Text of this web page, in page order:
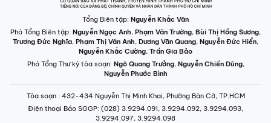
Tổng Biên tập: Nguyễn Khắc Văn
Phó Tổng Biên tập: Nguyễn Ngọc Anh, Phạm Văn Trường, Bùi Thị Hồng Sương,
Trương Đức Nghĩa, Phạm Thị Vân Anh, Dương Văn Quang, Nguyễn Đức Hiển,
Nguyễn Khắc Cường, Trần Gia Bảo
Phó Tổng Thư ký tòa soạn: Ngô Quang Trưởng, Nguyễn Chiến Dũng,
Nguyễn Phước Bình
Tòa soạn : 432-434 Nguyễn Thị Minh Khai, Phường Bàn Cờ, TP.HCM
Điện thoại Báo SGGP: (028) 3.9294.091, 3.9294.092, 3.9294.093,
3.9294.097, 3.9294.098